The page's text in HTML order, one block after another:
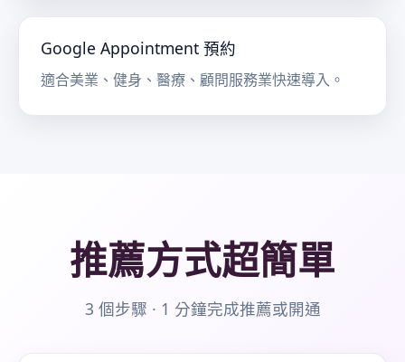
Google Appointment 預約
適合美業、健身、醫療、顧問服務業快速導入。
推薦方式超簡單
3 個步驟 · 1 分鐘完成推薦或開通